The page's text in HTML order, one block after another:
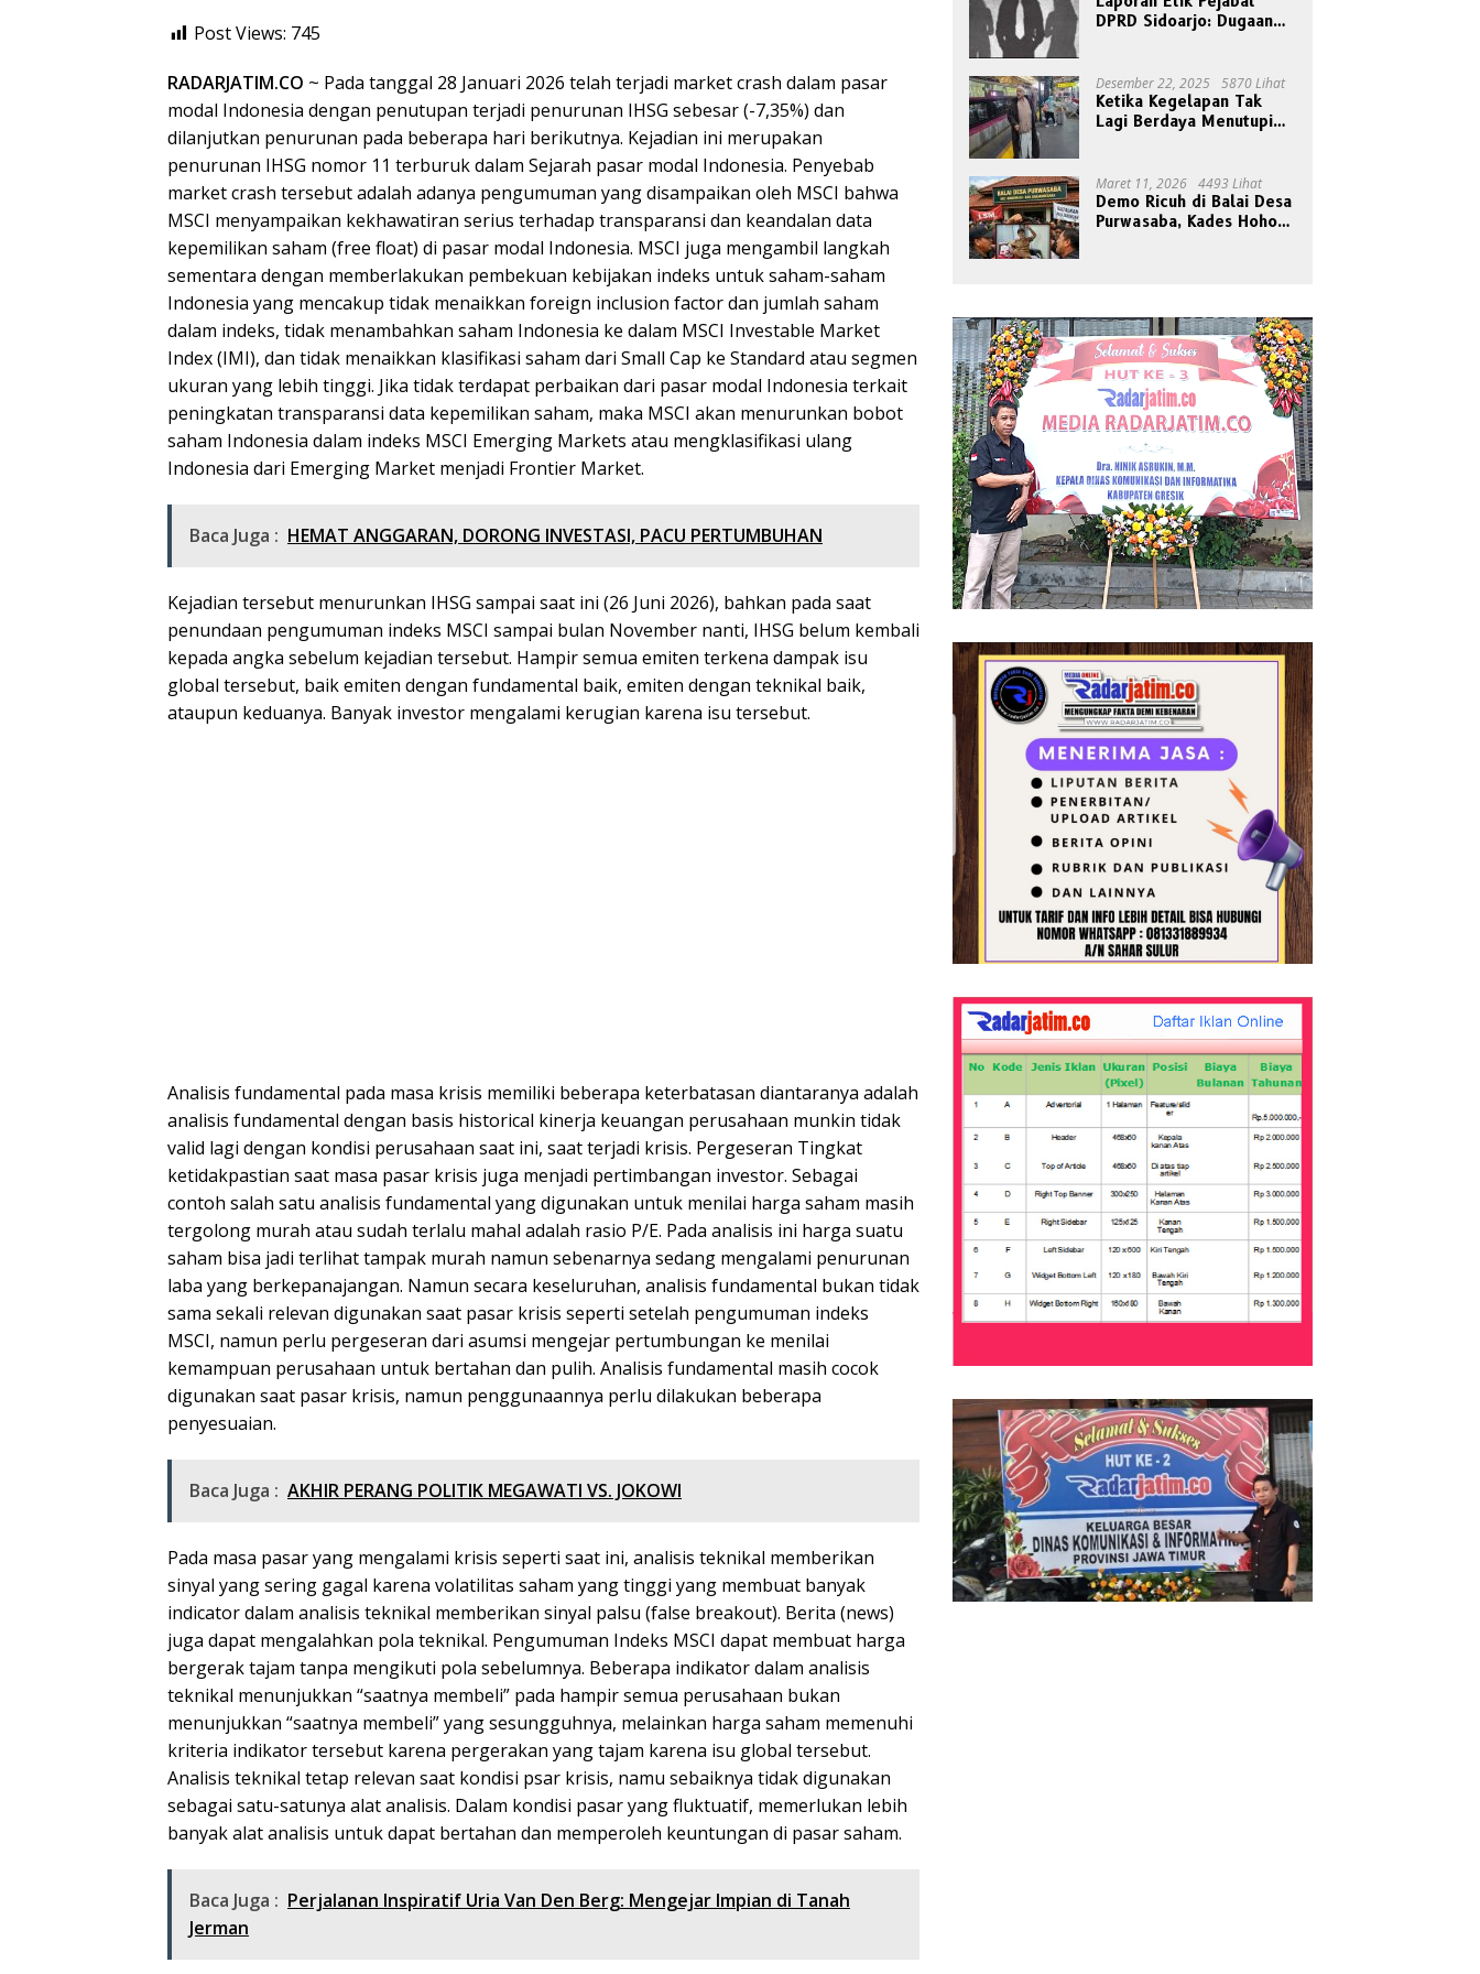
Post Views: 745
RADARJATIM.CO ~ Pada tanggal 28 Januari 2026 telah terjadi market crash dalam pasar
modal Indonesia dengan penutupan terjadi penurunan IHSG sebesar (-7,35%) dan
dilanjutkan penurunan pada beberapa hari berikutnya. Kejadian ini merupakan
penurunan IHSG nomor 11 terburuk dalam Sejarah pasar modal Indonesia. Penyebab
market crash tersebut adalah adanya pengumuman yang disampaikan oleh MSCI bahwa
MSCI menyampaikan kekhawatiran serius terhadap transparansi dan keandalan data
kepemilikan saham (free float) di pasar modal Indonesia. MSCI juga mengambil langkah
sementara dengan memberlakukan pembekuan kebijakan indeks untuk saham-saham
Indonesia yang mencakup tidak menaikkan foreign inclusion factor dan jumlah saham
dalam indeks, tidak menambahkan saham Indonesia ke dalam MSCI Investable Market
Index (IMI), dan tidak menaikkan klasifikasi saham dari Small Cap ke Standard atau segmen
ukuran yang lebih tinggi. Jika tidak terdapat perbaikan dari pasar modal Indonesia terkait
peningkatan transparansi data kepemilikan saham, maka MSCI akan menurunkan bobot
saham Indonesia dalam indeks MSCI Emerging Markets atau mengklasifikasi ulang
Indonesia dari Emerging Market menjadi Frontier Market.
Baca Juga : HEMAT ANGGARAN, DORONG INVESTASI, PACU PERTUMBUHAN
Kejadian tersebut menurunkan IHSG sampai saat ini (26 Juni 2026), bahkan pada saat
penundaan pengumuman indeks MSCI sampai bulan November nanti, IHSG belum kembali
kepada angka sebelum kejadian tersebut. Hampir semua emiten terkena dampak isu
global tersebut, baik emiten dengan fundamental baik, emiten dengan teknikal baik,
ataupun keduanya. Banyak investor mengalami kerugian karena isu tersebut.
Analisis fundamental pada masa krisis memiliki beberapa keterbatasan diantaranya adalah
analisis fundamental dengan basis historical kinerja keuangan perusahaan munkin tidak
valid lagi dengan kondisi perusahaan saat ini, saat terjadi krisis. Pergeseran Tingkat
ketidakpastian saat masa pasar krisis juga menjadi pertimbangan investor. Sebagai
contoh salah satu analisis fundamental yang digunakan untuk menilai harga saham masih
tergolong murah atau sudah terlalu mahal adalah rasio P/E. Pada analisis ini harga suatu
saham bisa jadi terlihat tampak murah namun sebenarnya sedang mengalami penurunan
laba yang berkepanajangan. Namun secara keseluruhan, analisis fundamental bukan tidak
sama sekali relevan digunakan saat pasar krisis seperti setelah pengumuman indeks
MSCI, namun perlu pergeseran dari asumsi mengejar pertumbungan ke menilai
kemampuan perusahaan untuk bertahan dan pulih. Analisis fundamental masih cocok
digunakan saat pasar krisis, namun penggunaannya perlu dilakukan beberapa
penyesuaian.
Baca Juga : AKHIR PERANG POLITIK MEGAWATI VS. JOKOWI
Pada masa pasar yang mengalami krisis seperti saat ini, analisis teknikal memberikan
sinyal yang sering gagal karena volatilitas saham yang tinggi yang membuat banyak
indicator dalam analisis teknikal memberikan sinyal palsu (false breakout). Berita (news)
juga dapat mengalahkan pola teknikal. Pengumuman Indeks MSCI dapat membuat harga
bergerak tajam tanpa mengikuti pola sebelumnya. Beberapa indikator dalam analisis
teknikal menunjukkan “saatnya membeli” pada hampir semua perusahaan bukan
menunjukkan “saatnya membeli” yang sesungguhnya, melainkan harga saham memenuhi
kriteria indikator tersebut karena pergerakan yang tajam karena isu global tersebut.
Analisis teknikal tetap relevan saat kondisi psar krisis, namu sebaiknya tidak digunakan
sebagai satu-satunya alat analisis. Dalam kondisi pasar yang fluktuatif, memerlukan lebih
banyak alat analisis untuk dapat bertahan dan memperoleh keuntungan di pasar saham.
Baca Juga : Perjalanan Inspiratif Uria Van Den Berg: Mengejar Impian di Tanah
Jerman
DPRD Sidoarjo: Dugaan
Desember 22, 2025 5870 Lihat
Ketika Kegelapan Tak
Lagi Berdaya Menutupi
Maret 11, 2026 4493 Lihat
Demo Ricuh di Balai Desa
Purwasaba, Kades Hoho